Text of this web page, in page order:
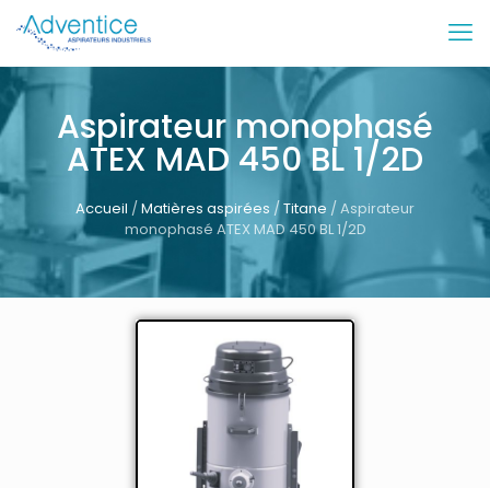
Aspirateur monophasé
ATEX MAD 450 BL 1/2D
Accueil /Matières aspirées /Titane / Aspirateur
monophasé ATEX MAD 450 BL 1/2D